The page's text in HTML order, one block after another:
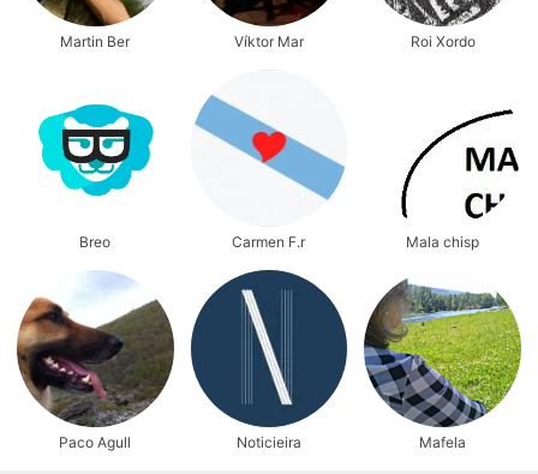
Martin Ber Víktor Mar Roi Xordo
Breo Carmen F.r Mala chisp
Paco Agull Noticieira Mafela